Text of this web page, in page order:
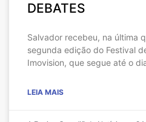
DEBATES
Salvador recebeu, na última
segunda edição do Festival
Imovision, que segue até o
LEIA MAIS